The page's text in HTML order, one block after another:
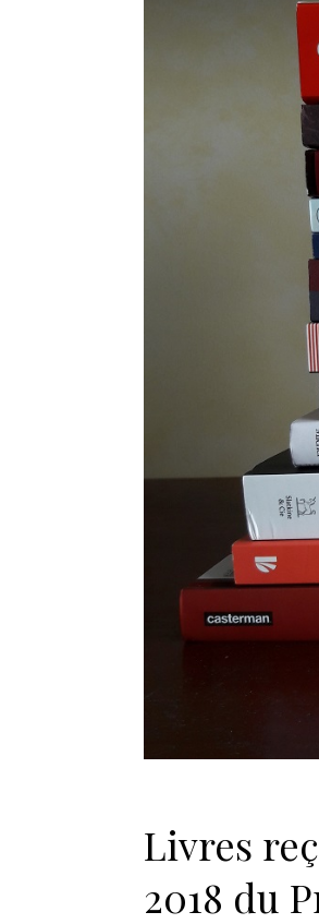
Livres
2018 du